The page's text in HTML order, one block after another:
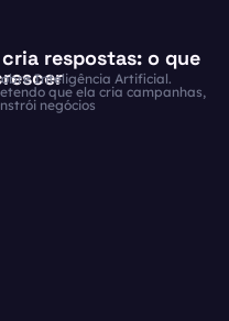
respostas: o que
Inteligência Artificial.
que ela cria campanhas,
negócios